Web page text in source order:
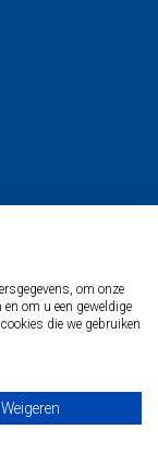
om onze
om u een geweldige
die we gebruiken
Weigeren